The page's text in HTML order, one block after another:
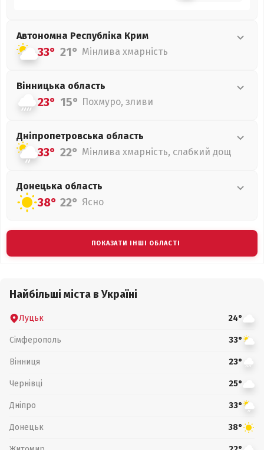
Автономна Республіка Крим
33° 21° Мінлива хмарність
Вінницька область
23° 15° Похмуро, зливи
Дніпропетровська область
33° 22° Мінлива хмарність, слабкий дощ
Донецька область
38° 22° Ясно
ПОКАЗАТИ ІНШІ ОБЛАСТІ
Найбільші міста в Україні
Луцьк 24°
Сімферополь 33°
Вінниця 23°
Чернівці 25°
Дніпро 33°
Донецьк 38°